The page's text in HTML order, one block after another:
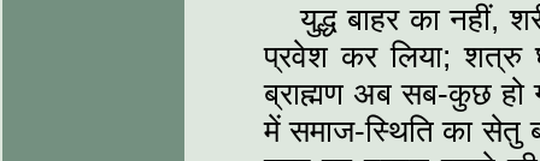
युद्ध बाहर का नहीं,
प्रवेश कर लिया; शत्रु
ब्राह्मण अब सब-कुछ हो
में समाज-स्थिति का सेतु